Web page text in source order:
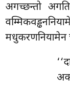
अगच्छन्तो
मधुकरणनियामेन